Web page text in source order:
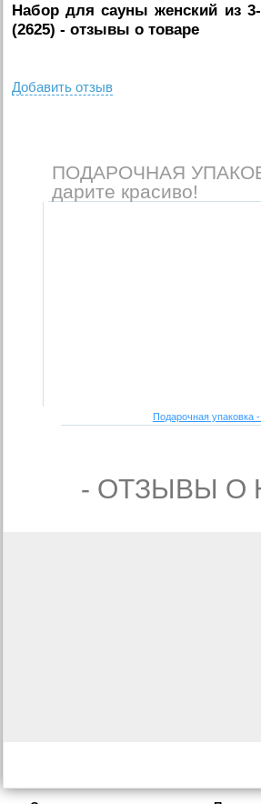
Набор для сауны женский из
(2625) - отзывы о товаре
Добавить отзыв
ПОДАРОЧНАЯ
дарите красиво!
Подарочная
- ОТЗЫВЫ О